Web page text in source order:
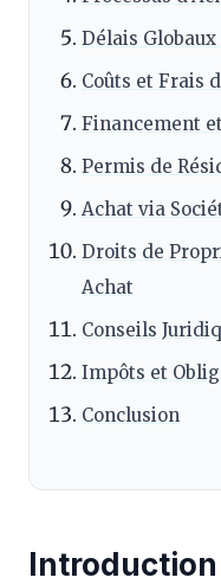
Délais
Coûts et Frais
Financement
Permis de
Achat via
Droits de
Achat
Conseils
Impôts et
Conclusion
Introduction